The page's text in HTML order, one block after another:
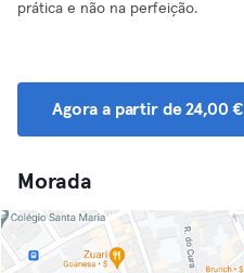
prática e não na perfeição.
Agora a partir de 24,00 €
Morada